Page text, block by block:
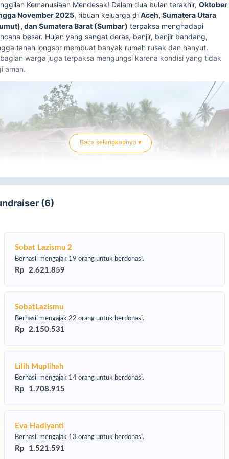
Kemanusiaan Mendesak! Dalam dua bulan terakhir,Oktober
November 2025, ribuan keluarga diAceh, Sumatera Utara
dan Sumatera Barat (Sumbar) terpaksa menghadapi
besar. Hujan yang sangat deras, banjir, banjir bandang,
tanah longsor membuat banyak rumah rusak dan hanyut.
warga juga terpaksa mengungsi karena kondisi yang tidak
aman.
ekstrem ini dipicu oleh curah hujan tinggi dan perkembangan
Tropis Senyar yang terjadi di akhir November. Akibatnya,
daerah terdampak cukup parah.
keluarga kini kehilangan rumah, pakaian, perlengkapan harian,
kebutuhan penting lainnya. Banyak anak tidak memiliki lagi
sekolah. Mereka membutuhkan bantuan cepat agar bisa
di situasi darurat ini.
Aceh, Sumatera Utara & Sumatera Barat!
kabar ini, kami Lazismu & Muhammadiyah Disaster
Center (MDMC) mengajak Orang Baik untuk meringan
Warga yang terdampak Bencana.
bantuan yang dibutuhkan adalah
diantaranya:
Hygiene Kit
Baca selengkapnya ▾
(6)
Sobat Lazismu 2
Berhasil mengajak 19 orang untuk berdonasi.
Rp 2.621.859
SobatLazismu
Berhasil mengajak 22 orang untuk berdonasi.
Rp 2.150.531
Lilih Muplihah
Berhasil mengajak 14 orang untuk berdonasi.
Rp 1.708.915
Eva Hadiyanti
Berhasil mengajak 13 orang untuk berdonasi.
Rp 1.521.591